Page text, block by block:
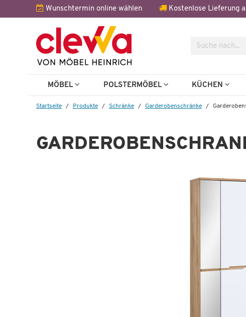
Wunschtermin online wählen Kostenlose Lieferung
Suche
MÖBEL POLSTERMÖBEL KÜCHEN
Startseite Produkte Schränke Garderobenschränke